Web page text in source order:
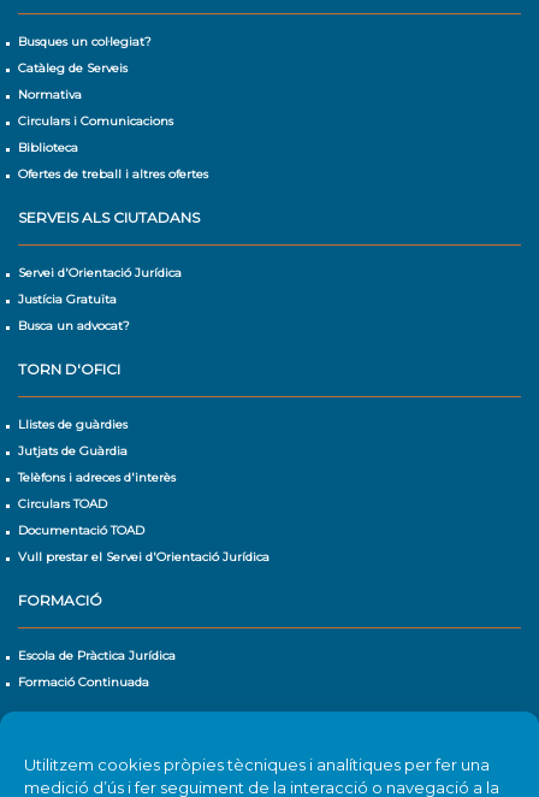
Utilitzem cookies pròpies tècniques i analítiques per fer una
medició d’ús i fer seguiment de la interacció o navegació a la
Busques un col·legiat?
Catàleg de Serveis
Normativa
Circulars i Comunicacions
Biblioteca
Ofertes de treball i altres ofertes
SERVEIS ALS CIUTADANS
Servei d'Orientació Jurídica
Justícia Gratuïta
Busca un advocat?
TORN D'OFICI
Llistes de guàrdies
Jutjats de Guàrdia
Telèfons i adreces d'interès
Circulars TOAD
Documentació TOAD
Vull prestar el Servei d'Orientació Jurídica
FORMACIÓ
Escola de Pràctica Jurídica
Formació Continuada
Agenda